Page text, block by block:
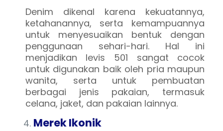
Denim dikenal karena kekuatannya,
ketahanannya, serta kemampuannya
untuk menyesuaikan bentuk dengan
penggunaan sehari-hari. Hal ini
menjadikan levis 501 sangat cocok
untuk digunakan baik oleh pria maupun
wanita, serta untuk pembuatan
berbagai jenis pakaian, termasuk
celana, jaket, dan pakaian lainnya.
Merek Ikonik